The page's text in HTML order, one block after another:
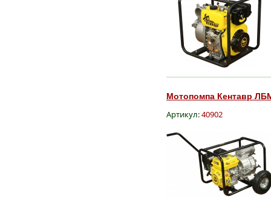
Мотопомпа Кентавр
Артикул:40902